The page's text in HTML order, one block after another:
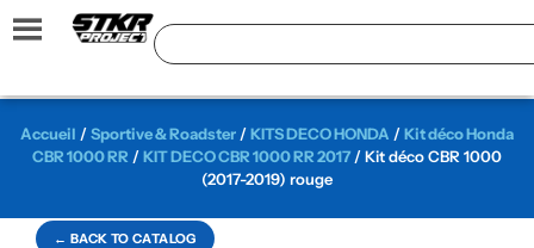
← BACK TO CATALOG
Accueil /Sportive & Roadster /KITS DECO HONDA /Kit déco Honda
CBR 1000 RR /KIT DECO CBR 1000 RR 2017 / Kit déco CBR 1000
(2017-2019) rouge